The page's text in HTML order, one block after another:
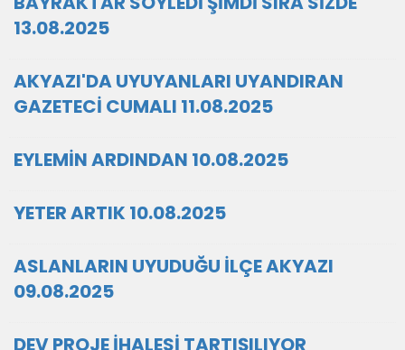
13.08.2025
AKYAZI'DA UYUYANLARI UYANDIRAN
GAZETECİ CUMALI 11.08.2025
EYLEMİN ARDINDAN 10.08.2025
YETER ARTIK 10.08.2025
ASLANLARIN UYUDUĞU İLÇE AKYAZI
09.08.2025
DEV PROJE İHALESİ TARTIŞILIYOR